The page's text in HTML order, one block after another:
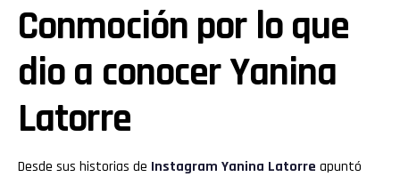
Conmoción por lo que
dio a conocer Yanina
Latorre
Desde sus historias de Instagram Yanina Latorre apuntó